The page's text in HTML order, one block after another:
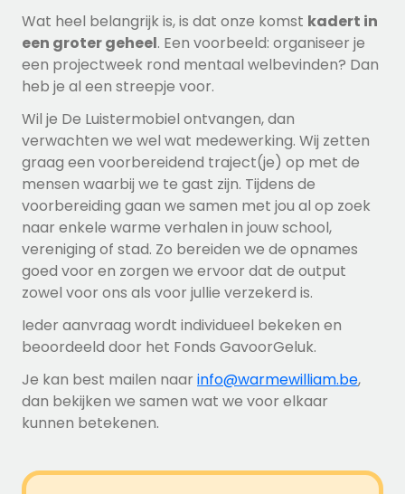
Wat heel belangrijk is, is dat onze komst kadert in
een groter geheel. Een voorbeeld: organiseer je
een projectweek rond mentaal welbevinden? Dan
heb je al een streepje voor.
Wil je De Luistermobiel ontvangen, dan
verwachten we wel wat medewerking. Wij zetten
graag een voorbereidend traject(je) op met de
mensen waarbij we te gast zijn. Tijdens de
voorbereiding gaan we samen met jou al op zoek
naar enkele warme verhalen in jouw school,
vereniging of stad. Zo bereiden we de opnames
goed voor en zorgen we ervoor dat de output
zowel voor ons als voor jullie verzekerd is.
Ieder aanvraag wordt individueel bekeken en
beoordeeld door het Fonds GavoorGeluk.
Je kan best mailen naar info@warmewilliam.be,
dan bekijken we samen wat we voor elkaar
kunnen betekenen.